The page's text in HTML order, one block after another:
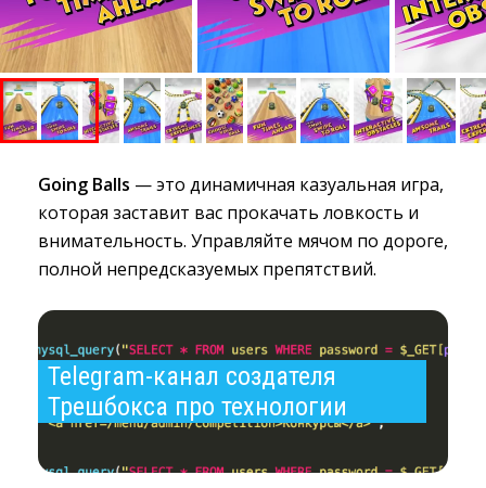
Going Balls — это динамичная казуальная игра,
которая заставит вас прокачать ловкость и
внимательность. Управляйте мячом по дороге,
полной непредсказуемых препятствий.
Telegram-канал создателя
Трешбокса про технологии